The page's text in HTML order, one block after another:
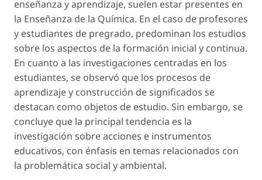
enseñanza y aprendizaje, suelen estar presentes en
la Enseñanza de la Química. En el caso de profesores
y estudiantes de pregrado, predominan los estudios
sobre los aspectos de la formación inicial y continua.
En cuanto a las investigaciones centradas en los
estudiantes, se observó que los procesos de
aprendizaje y construcción de significados se
destacan como objetos de estudio. Sin embargo, se
concluye que la principal tendencia es la
investigación sobre acciones e instrumentos
educativos, con énfasis en temas relacionados con
la problemática social y ambiental.